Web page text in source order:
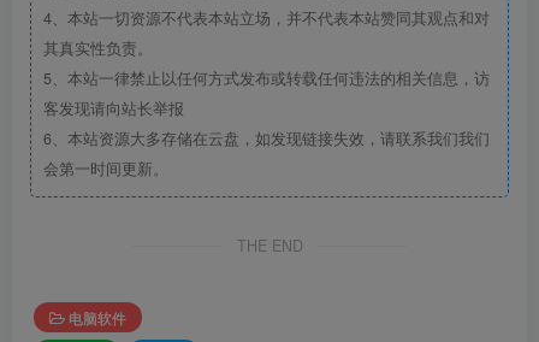
4、本站一切资源不代表本站立场，并不代表本站赞同其观点和对
其真实性负责。
5、本站一律禁止以任何方式发布或转载任何违法的相关信息，访
客发现请向站长举报
6、本站资源大多存储在云盘，如发现链接失效，请联系我们我们
会第一时间更新。
THE END
电脑软件